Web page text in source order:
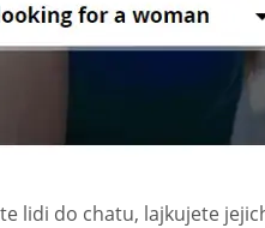
lidi do chatu, lajkujete